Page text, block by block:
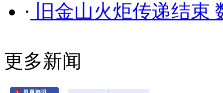
· 旧金山火炬传递结束
更多新闻